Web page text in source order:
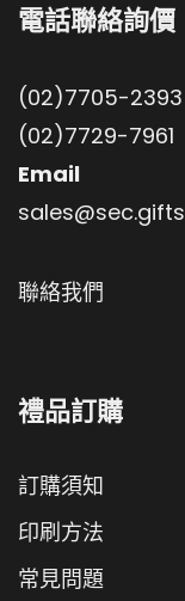
電話聯絡詢價
(02)7705-2393
(02)7729-7961
Email
sales@sec.gifts
聯絡我們
禮品訂購
訂購須知
印刷方法
常見問題